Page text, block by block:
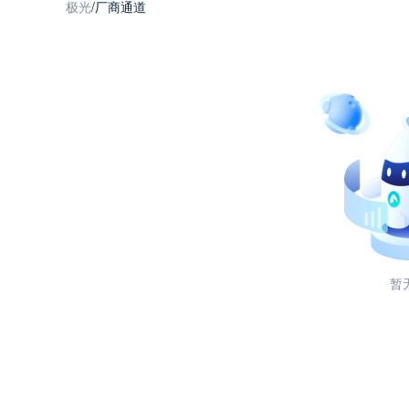
极光/厂商通道
暂